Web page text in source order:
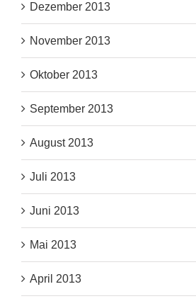
Dezember 2013
November 2013
Oktober 2013
September 2013
August 2013
Juli 2013
Juni 2013
Mai 2013
April 2013